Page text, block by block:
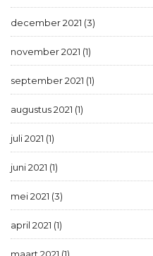
december 2021 (3)
november 2021 (1)
september 2021 (1)
augustus 2021 (1)
juli 2021 (1)
juni 2021 (1)
mei 2021 (3)
april 2021 (1)